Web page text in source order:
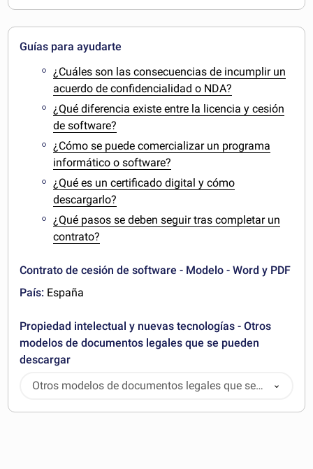
Guías para ayudarte
¿Cuáles son las consecuencias de incumplir un
acuerdo de confidencialidad o NDA?
¿Qué diferencia existe entre la licencia y cesión
de software?
¿Cómo se puede comercializar un programa
informático o software?
¿Qué es un certificado digital y cómo
descargarlo?
¿Qué pasos se deben seguir tras completar un
contrato?
Contrato de cesión de software - Modelo - Word y PDF
País: España
Propiedad intelectual y nuevas tecnologías - Otros
modelos de documentos legales que se pueden
descargar
Otros modelos de documentos legales que se
pueden descargar